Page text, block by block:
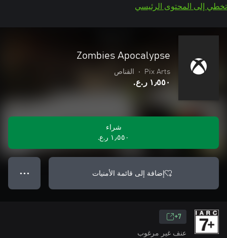
تخطي إلى المحتوى الرئيسي
Zombies Apocalypse
Pix Arts
• القناص
١٫٥٥٠ ر.ع.‏
شراء
١٫٥٥٠ ر.ع.‏
إضافة إلى قائمة الأمنيات ● ● ●
7+
عنف غير مرغوب